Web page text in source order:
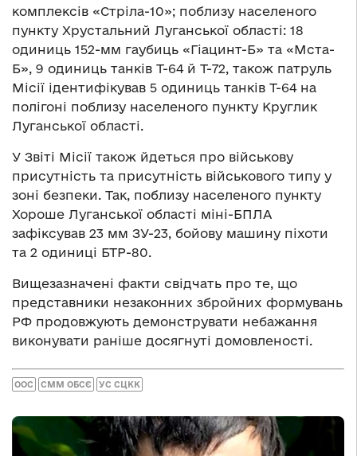
комплексів «Стріла-10»; поблизу населеного
пункту Хрустальний Луганської області: 18
одиниць 152-мм гаубиць «Гіацинт-Б» та «Мста-
Б», 9 одиниць танків Т-64 й Т-72, також патруль
Місії ідентифікував 5 одиниць танків Т-64 на
полігоні поблизу населеного пункту Круглик
Луганської області.
У Звіті Місії також йдеться про військову
присутність та присутність військового типу у
зоні безпеки. Так, поблизу населеного пункту
Хороше Луганської області міні-БПЛА
зафіксував 23 мм ЗУ-23, бойову машину піхоти
та 2 одиниці БТР-80.
Вищезазначені факти свідчать про те, що
представники незаконних збройних формувань
РФ продовжують демонструвати небажання
виконувати раніше досягнуті домовленості.
ООС СММ ОБСЄ УС СЦКК